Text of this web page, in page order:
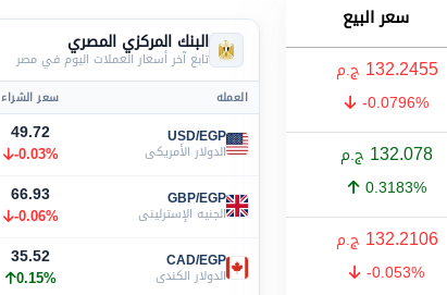
سعر البيع
132.2455 ج.م
-0.0796%
132.078 ج.م
0.3183%
132.2106 ج.م
-0.053%
البنك المركزي المصري
تابع آخر أسعار العملات اليوم في مصر
العمله سعر الشراء
USD/EGP
الدولار الأمريكي
49.72
-0.03%
GBP/EGP
الجنيه الإسترليني
66.93
-0.06%
CAD/EGP
الدولار الكندي
35.52
0.15%